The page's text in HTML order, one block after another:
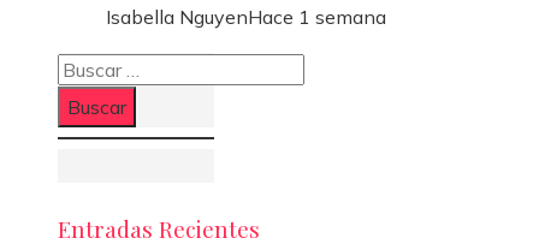
Isabella NguyenHace 1 semana
Buscar:
Entradas Recientes